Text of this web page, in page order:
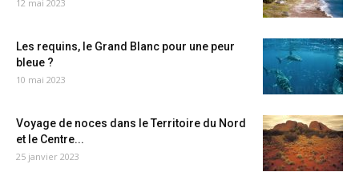
12 mai 2023
Les requins, le Grand Blanc pour une peur
bleue ?
10 mai 2023
Voyage de noces dans le Territoire du Nord
et le Centre...
25 janvier 2023